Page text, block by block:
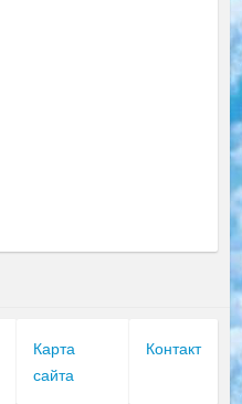
Карта
сайта
Контакт